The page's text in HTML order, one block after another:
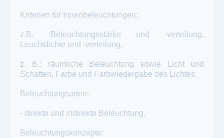
Kriterien für Innenbeleuchtungen:
z.B. :Beleuchtungsstärke und -verteilung,
Leuchtdichte und -verteilung,
z. B.: räumliche Beleuchtung sowie Licht und
Schatten, Farbe und Farbwiedergabe des Lichtes.
Beleuchtungsarten:
- direkte und indirekte Beleuchtung.
Beleuchtungskonzepte: